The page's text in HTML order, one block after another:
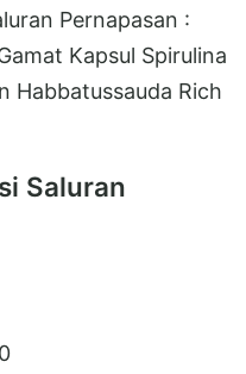
Pernapasan :
Kapsul Spirulina
Habbatussauda Rich
Saluran